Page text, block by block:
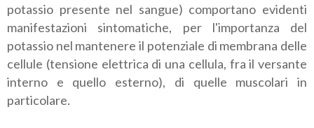
potassio presente nel sangue) comportano evidenti
manifestazioni sintomatiche, per l'importanza del
potassio nel mantenere il potenziale di membrana delle
cellule (tensione elettrica di una cellula, fra il versante
interno e quello esterno), di quelle muscolari in
particolare.